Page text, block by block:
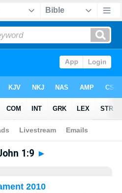
> 1 John 1:9
1:9 ►
2010